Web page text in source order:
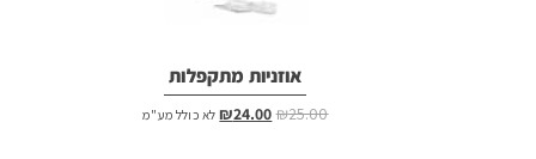
אוזניות מתקפלות
₪25.00
המחיר₪24.00 המחיר
לא כולל מע"מ